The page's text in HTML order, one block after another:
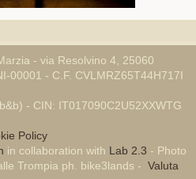
- via Resolvino 4, 25060
00001 - C.F. CVLMRZ65T44H717I
- CIN: IT017090C2U52XXWTG
Policy
in collaboration with Lab 2.3 - Photo
Trompia ph. bike3lands - Valuta